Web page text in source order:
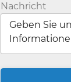
Nachricht